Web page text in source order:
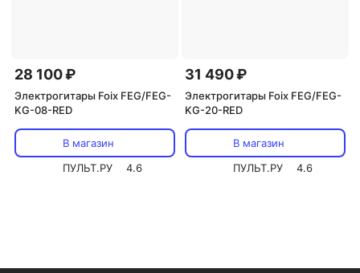
28 100 ₽
Электрогитары Foix FEG/FEG-
KG-08-RED
В магазин
ПУЛЬТ.РУ
4.6
31 490 ₽
Электрогитары Foix FEG/FEG-
KG-20-RED
В магазин
ПУЛЬТ.РУ
4.6